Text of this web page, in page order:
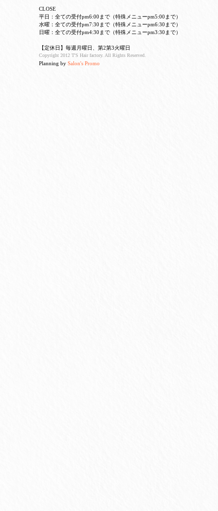
CLOSE
平日：全ての受付pm6:00まで（特殊メニューpm5:00まで）
水曜：全ての受付pm7:30まで（特殊メニューpm6:30まで）
日曜：全ての受付pm4:30まで（特殊メニューpm3:30まで）
【定休日】毎週月曜日、第2第3火曜日
Copyright 2012 T'S Hair factory. All Rights Reserved.
Planning by Salon's Promo